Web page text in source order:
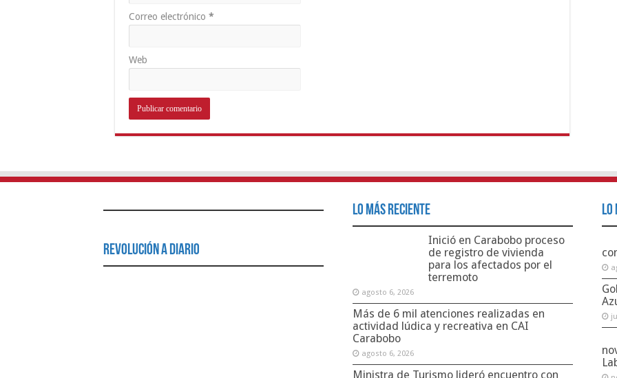
Correo electrónico *
Web
Revolución a Diario
Lo Más Reciente
Inició en Carabobo proceso
de registro de vivienda
para los afectados por el
terremoto
agosto 6, 2026
Más de 6 mil atenciones
realizadas en actividad
agosto 6, 2026